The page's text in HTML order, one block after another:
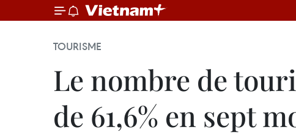
TOURISME
Le nombre de
de 61,6% en sept